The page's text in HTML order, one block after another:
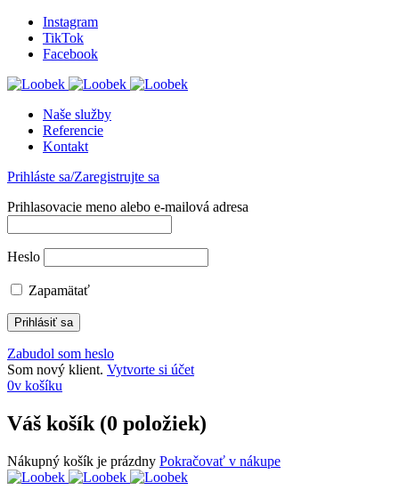
Instagram
TikTok
Facebook
Naše služby
Referencie
Kontakt
Prihláste sa/Zaregistrujte sa
Prihlasovacie meno alebo e-mailová adresa
Heslo
Zapamätať
Zabudol som heslo
Som nový klient. Vytvorte si účet
0v košíku
Váš košík (0 položiek)
Nákupný košík je prázdny Pokračovať v nákupe